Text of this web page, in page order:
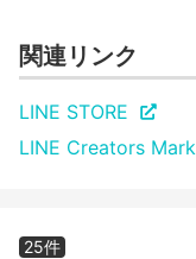
関連リンク
LINE STORE
LINE Creators
25件